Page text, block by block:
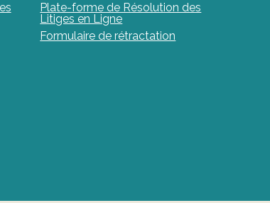
Plate-forme de Résolution des
Litiges en Ligne
Formulaire de rétractation